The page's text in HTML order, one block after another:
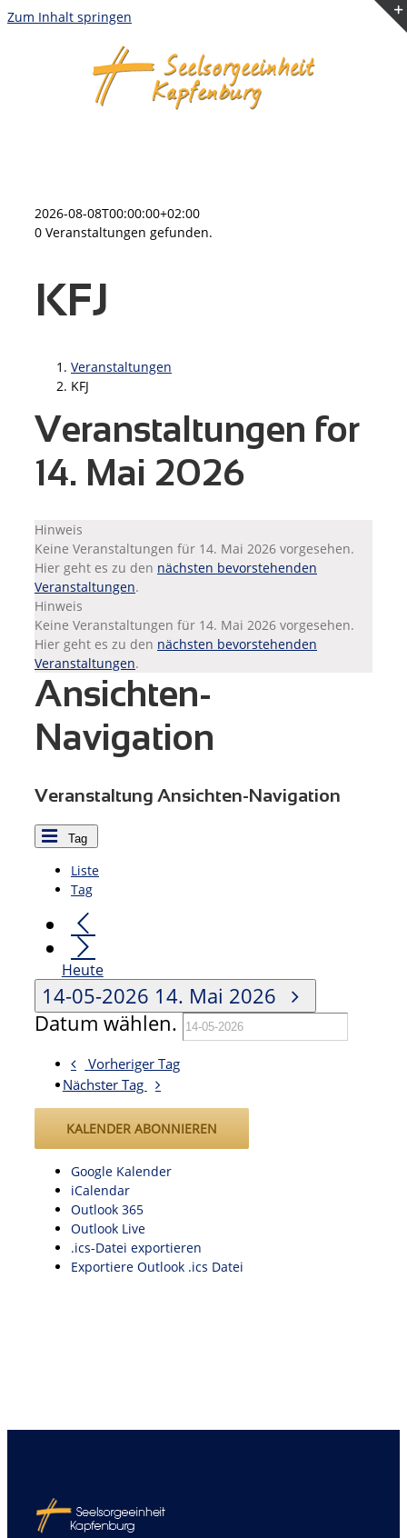
Zum Inhalt springen
2026-08-08T00:00:00+02:00
0 Veranstaltungen gefunden.
KFJ
Veranstaltungen
KFJ
Veranstaltungen for
14. Mai 2026
Hinweis
Keine Veranstaltungen für 14. Mai 2026 vorgesehen.
Hier geht es zu den nächsten bevorstehenden
Veranstaltungen.
Hinweis
Keine Veranstaltungen für 14. Mai 2026 vorgesehen.
Hier geht es zu den nächsten bevorstehenden
Veranstaltungen.
Ansichten-
Navigation
Veranstaltung Ansichten-Navigation
Tag
Liste
Tag
Heute
14-05-2026 14. Mai 2026
Datum wählen.
Vorheriger Tag
Nächster Tag
KALENDER ABONNIEREN
Google Kalender
iCalendar
Outlook 365
Outlook Live
.ics-Datei exportieren
Exportiere Outlook .ics Datei